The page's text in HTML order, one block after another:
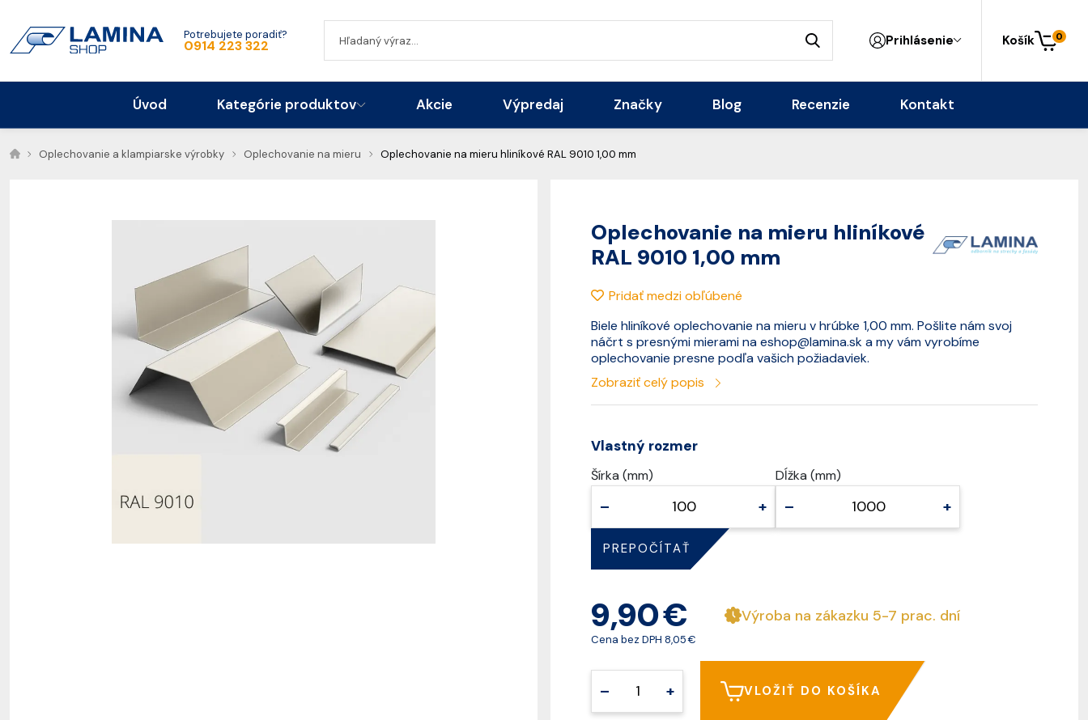
Potrebujete poradiť?
0914 223 322 Prihlásenie Košík 0
Úvod Kategórie produktov Akcie Výpredaj Značky Blog Recenzie Kontakt
Oplechovanie a klampiarske výrobky Oplechovanie na mieru Oplechovanie na mieru hliníkové RAL 9010 1,00 mm
Oplechovanie na mieru hliníkové
RAL 9010 1,00 mm
Pridať medzi obľúbené
Biele hliníkové oplechovanie na mieru v hrúbke 1,00 mm. Pošlite nám svoj
náčrt s presnými mierami naeshop@lamina.ska my vám vyrobíme
oplechovanie presne podľa vašich požiadaviek.
Zobraziť celý popis
Vlastný rozmer
Šírka (mm)
– +
Dĺžka (mm)
– +
PREPOČÍTAŤ
9,90 €
Cena bez DPH 8,05 €
Výroba na zákazku 5-7 prac. dní
– + VLOŽIŤ DO KOŠÍKA